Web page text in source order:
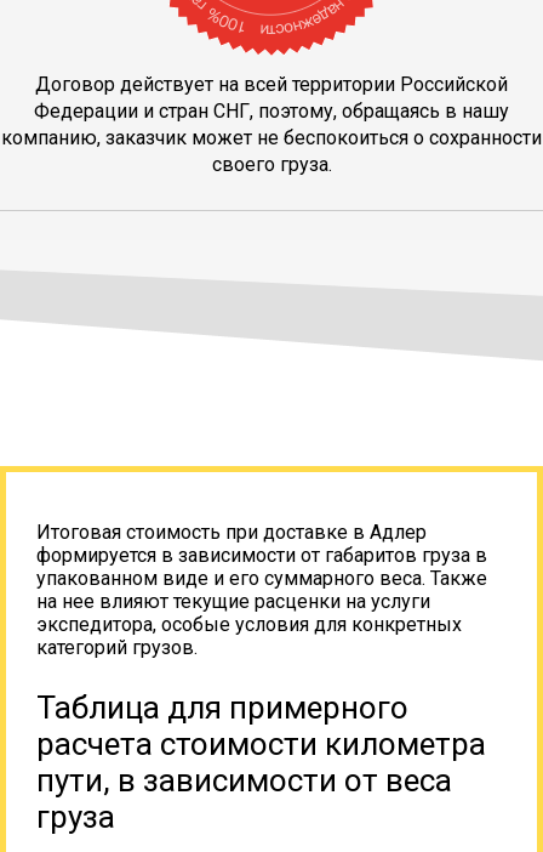
Договор действует на всей территории Российской
Федерации и стран СНГ, поэтому, обращаясь в нашу
компанию, заказчик может не беспокоиться о сохранности
своего груза.
Итоговая стоимость при доставке в Адлер
формируется в зависимости от габаритов груза в
упакованном виде и его суммарного веса. Также
на нее влияют текущие расценки на услуги
экспедитора, особые условия для конкретных
категорий грузов.
Таблица для примерного
расчета стоимости километра
пути, в зависимости от веса
груза